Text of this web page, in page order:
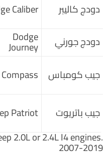
دودج كاليبر
Caliber
دودج جورني
Dodge
Journey
جيب كومباس
جيب باتريوت
Patriot
2.0L or 2.4L I4 engines.
2007-2019